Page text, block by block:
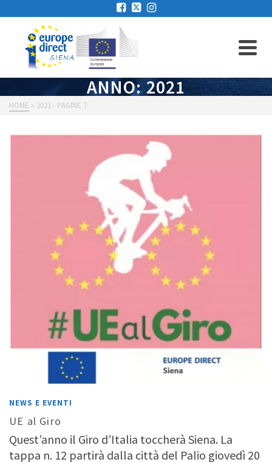
ANNO: 2021
HOME » 2021 - PAGINE 7
NEWS E EVENTI
UE al Giro
Quest’anno il Giro d’Italia toccherà Siena. La
tappa n. 12 partirà dalla città del Palio giovedì 20